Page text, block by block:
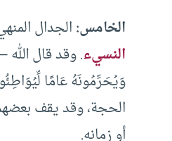
الخامس:الجدال
النسيء. وقد قال الله
الحجة، وقد يقف
أو زمانه.